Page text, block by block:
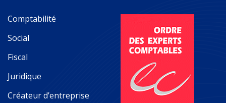
Comptabilité
Social
Fiscal
Juridique
Créateur d’entreprise